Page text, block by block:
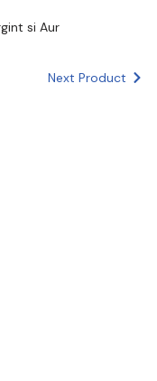
si Aur
Next Product